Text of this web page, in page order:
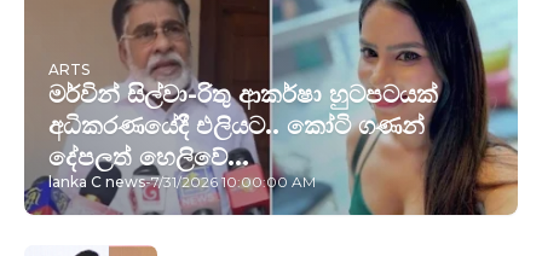
ARTS
මර්වින් සිල්වා-රිතු ආකර්ෂා හුටපටයක්
අධිකරණයේදී එලියට.. කෝටි ගණන්
දේපලත් හෙලිවේ...
lanka C news-7/31/2026 10:00:00 AM